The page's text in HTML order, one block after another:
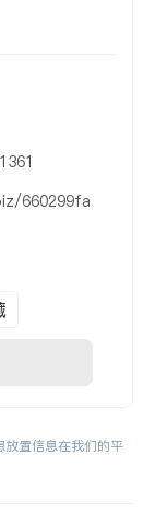
660299fa
放置信息在我们的平